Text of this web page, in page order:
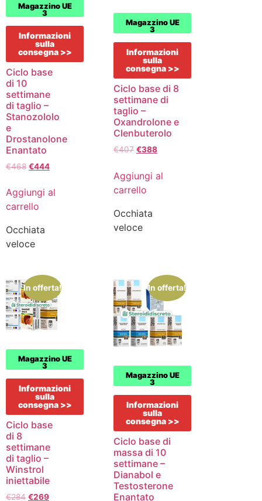
Magazzino UE
3
Informazioni
sulla
consegna >>
Ciclo base
di 10
settimane
di taglio –
Stanozololo
e
Drostanolone
Enantato
€468 €444
Aggiungi al
carrello
Occhiata
veloce
Magazzino UE
3
Informazioni
sulla
consegna >>
Ciclo base di 8
settimane di
taglio –
Oxandrolone e
Clenbuterolo
€407 €388
Aggiungi al
carrello
Occhiata
veloce
In offerta!
Magazzino UE
3
Informazioni
sulla
consegna >>
Ciclo base
di 8
settimane
di taglio –
Winstrol
iniettabile
€284 €269
In offerta!
Magazzino UE
3
Informazioni
sulla
consegna >>
Ciclo base di
massa di 10
settimane –
Dianabol e
Testosterone
Enantato